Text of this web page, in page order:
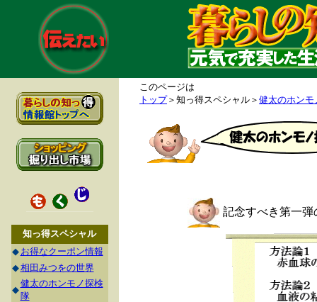
知っ得スペシャル
◆ お得なクーポン情報
◆相田みつをの世界
◆
健太のホンモノ探検
隊
このページは
トップ＞知っ得スペシャル＞ 健太のホンモ
記念すべき第一弾